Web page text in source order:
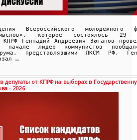
Всероссийского молодежного
которое состоялось 29
КПРФ Геннадий Андреевич Зюганов
начале лидер коммунистов
представлявшими ЛКСМ РФ.
…
депутаты от КПРФ на выборах в
– 2026